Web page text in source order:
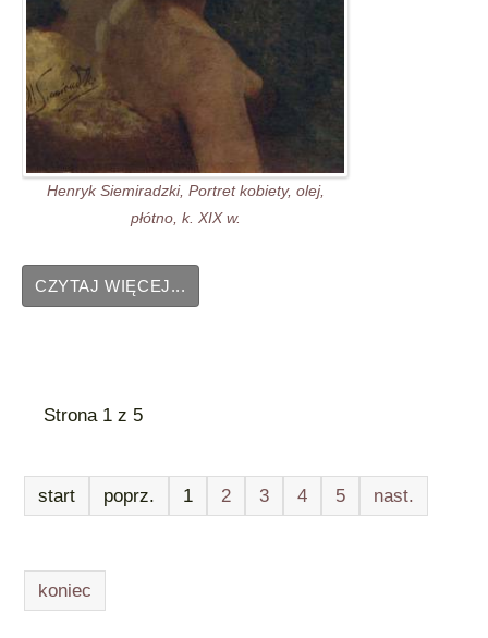
Henryk Siemiradzki, Portret kobiety, olej,
płótno, k. XIX w.
CZYTAJ WIĘCEJ...
Strona 1 z 5
start poprz. 1 2 3 4 5 nast.
koniec